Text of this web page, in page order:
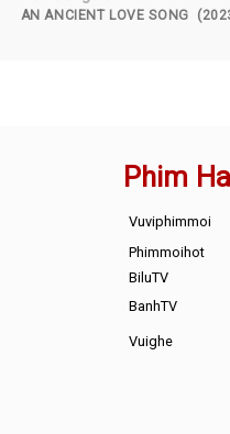
AN ANCIENT LOVE SONG
Phim
Vuviphimmoi
Phimmoihot
BiluTV
BanhTV
Vuighe